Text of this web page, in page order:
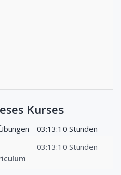
Kurses
03:13:10 Stunden
03:13:10 Stunden